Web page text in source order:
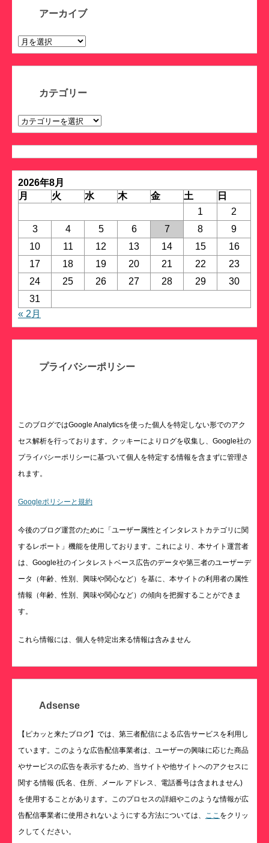
アーカイブ
ア
ー
カ
カテゴリー
カ
テ
ゴ
リ
ー
2026年8月
月
火 水 木 金 土
日
1
2
3
4 5 6 7 8
9
10
11 12 13 14 15
16
17
18 19 20 21 22
23
24
25 26 27 28 29
30
31
« 2月
プライバシーポリシー
このブログではGoogle Analyticsを使った個人を特定しない形でのアク
セス解析を行っております。クッキーによりログを収集し、Google社の
プライバシーポリシーに基づいて個人を特定する情報を含まずに管理さ
れます。
Googleポリシーと規約
今後のブログ運営のために「ユーザー属性とインタレストカテゴリに関
するレポート」機能を使用しております。これにより、本サイト運営者
は、Google社のインタレストベース広告のデータや第三者のユーザーデ
ータ（年齢、性別、興味や関心など）を基に、本サイトの利用者の属性
情報（年齢、性別、興味や関心など）の傾向を把握することができま
す。
これら情報には、個人を特定出来る情報は含みません
Adsense
【ピカッと来たブログ】では、第三者配信による広告サービスを利用し
ています。このような広告配信事業者は、ユーザーの興味に応じた商品
やサービスの広告を表示するため、当サイトや他サイトへのアクセスに
関する情報 (氏名、住所、メール アドレス、電話番号は含まれません)
を使用することがあります。このプロセスの詳細やこのような情報が広
告配信事業者に使用されないようにする方法については、 ここ をクリッ
クしてください。